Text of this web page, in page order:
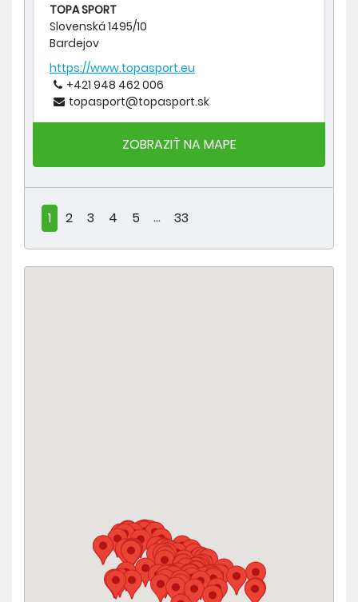
TOPA SPORT
Slovenská 1495/10
Bardejov
https://www.topasport.eu
+421 948 462 006
topasport@topasport.sk
ZOBRAZIŤ NA MAPE
1 2 3 4 5 ... 33